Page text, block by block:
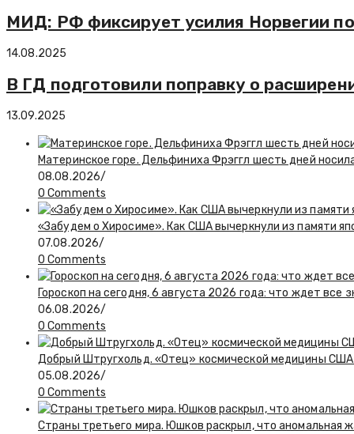
МИД: РФ фиксирует усилия Норвегии
14.08.2025
В ГД подготовили поправку о
13.09.2025
Материнское горе. Дельфиниха Фрэггл шесть дней
08.08.2026/
0 Comments
«Забудем о Хиросиме». Как США вычеркнули из памяти
07.08.2026/
0 Comments
Гороскоп на сегодня, 6 августа 2026 года: что ждет все
06.08.2026/
0 Comments
Добрый Штругхольд. «Отец» космической медицины
05.08.2026/
0 Comments
Страны третьего мира. Юшков раскрыл, что аномальная